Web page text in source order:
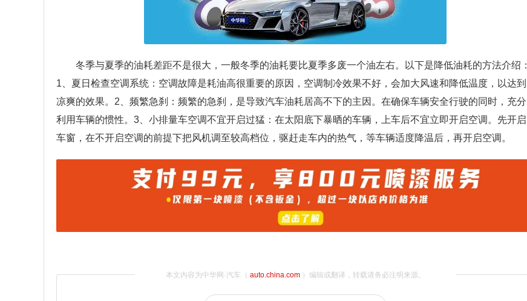
冬季与夏季的油耗差距不是很大，一般冬季的油耗要比夏季多废一个油左右。以下是降低油耗的方法介绍：
1、夏日检查空调系统：空调故障是耗油高很重要的原因，空调制冷效果不好，会加大风速和降低温度，以达到
凉爽的效果。2、频繁急刹：频繁的急刹，是导致汽车油耗居高不下的主因。在确保车辆安全行驶的同时，充分
利用车辆的惯性。3、小排量车空调不宜开启过猛：在太阳底下暴晒的车辆，上车后不宜立即开启空调。先开启
车窗，在不开启空调的前提下把风机调至较高档位，驱赶走车内的热气，等车辆适度降温后，再开启空调。
本文内容为中华网·汽车（ auto.china.com）编辑或翻译，转载请务必注明来源。